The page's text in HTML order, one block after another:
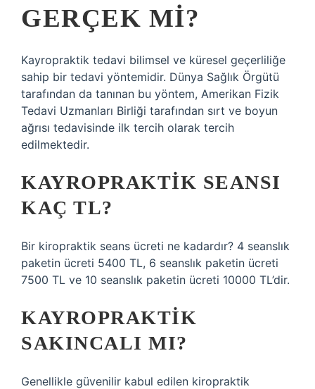
GERÇEK MI?
Kayropraktik tedavi bilimsel ve küresel geçerliliğe
sahip bir tedavi yöntemidir. Dünya Sağlık Örgütü
tarafından da tanınan bu yöntem, Amerikan Fizik
Tedavi Uzmanları Birliği tarafından sırt ve boyun
ağrısı tedavisinde ilk tercih olarak tercih
edilmektedir.
KAYROPRAKTIK SEANSI
KAÇ TL?
Bir kiropraktik seans ücreti ne kadardır? 4 seanslık
paketin ücreti 5400 TL, 6 seanslık paketin ücreti
7500 TL ve 10 seanslık paketin ücreti 10000 TL’dir.
KAYROPRAKTIK
SAKINCALI MI?
Genellikle güvenilir kabul edilen kiropraktik